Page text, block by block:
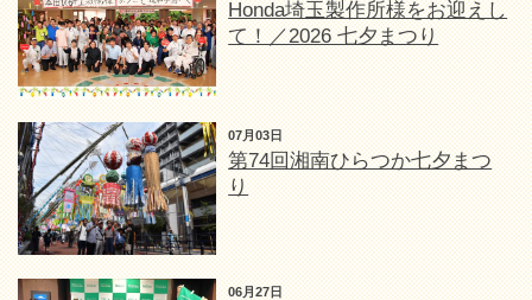
Honda埼玉製作所様をお迎えし
て！／2026 七夕まつり
07月03日
第74回湘南ひらつか七夕まつ
り
06月27日